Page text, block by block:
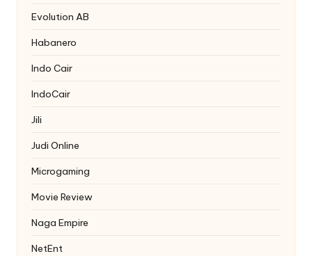
Evolution AB
Habanero
Indo Cair
IndoCair
Jili
Judi Online
Microgaming
Movie Review
Naga Empire
NetEnt